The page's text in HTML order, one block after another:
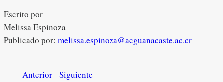
Escrito por
Melissa Espinoza
Publicado por: melissa.espinoza@acguanacaste.ac.cr
Anterior Siguiente